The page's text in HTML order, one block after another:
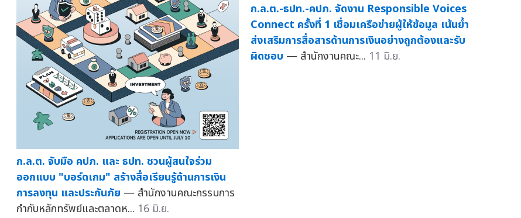
ก.ล.ต. จับมือ คปภ. และ ธปท. ชวนผู้สนใจร่วม
ออกแบบ "บอร์ดเกม" สร้างสื่อเรียนรู้ด้านการเงิน
การลงทุน และประกันภัย — สำนักงานคณะกรรมการ
กำกับหลักทรัพย์และตลาดห... 16 มิ.ย.
ก.ล.ต.-ธปท.-คปภ. จัดงาน Responsible Voices
Connect ครั้งที่ 1 เชื่อมเครือข่ายผู้ให้ข้อมูล เน้นย้ำ
ส่งเสริมการสื่อสารด้านการเงินอย่างถูกต้องและรับ
ผิดชอบ — สำนักงานคณะ... 11 มิ.ย.